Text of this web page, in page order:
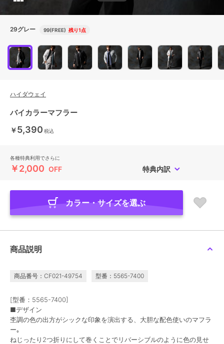
29グレー 99(FREE) 残り1点
ハイダウェイ
バイカラーマフラー
￥5,390 税込
各種特典利用でさらに
￥2,000 OFF 特典内訳
カラー・サイズを選ぶ
商品説明
商品番号：CF021-49754 型番：5565-7400
[型番：5565-7400]
■デザイン
杢調の色の出方がシックな印象を演出する、大胆な配色使いのマフラ
ー｡
ねじったり2つ折りにして巻くことでリバーシブルのように色の見せ